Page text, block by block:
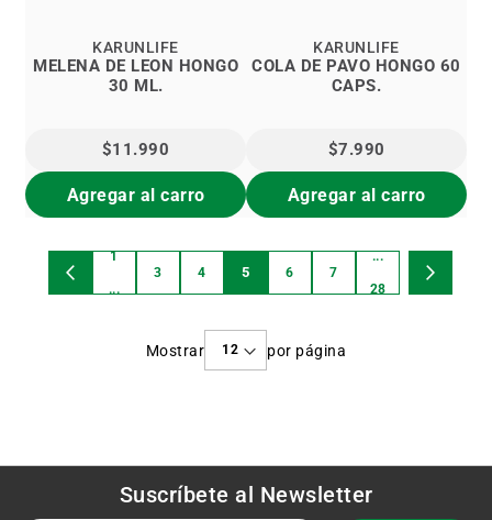
MELENA DE LEON HONGO
30 ML.
KARUNLIFE
$11.990
Agregar al carro
COLA DE PAVO HONGO 60
CAPS.
KARUNLIFE
$7.990
Agregar al carro
1
...
3
4
la
5
6
Página
7
Página
...
28
Mostrar por página
Suscríbete al Newsletter